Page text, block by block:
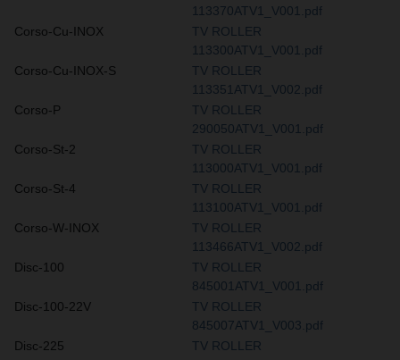
113370ATV1_V001.pdf
Corso-Cu-INOX
TV ROLLER
113300ATV1_V001.pdf
Corso-Cu-INOX-S
TV ROLLER
113351ATV1_V002.pdf
Corso-P
TV ROLLER
290050ATV1_V001.pdf
Corso-St-2
TV ROLLER
113000ATV1_V001.pdf
Corso-St-4
TV ROLLER
113100ATV1_V001.pdf
Corso-W-INOX
TV ROLLER
113466ATV1_V002.pdf
Disc-100
TV ROLLER
845001ATV1_V001.pdf
Disc-100-22V
TV ROLLER
845007ATV1_V003.pdf
Disc-225
TV ROLLER